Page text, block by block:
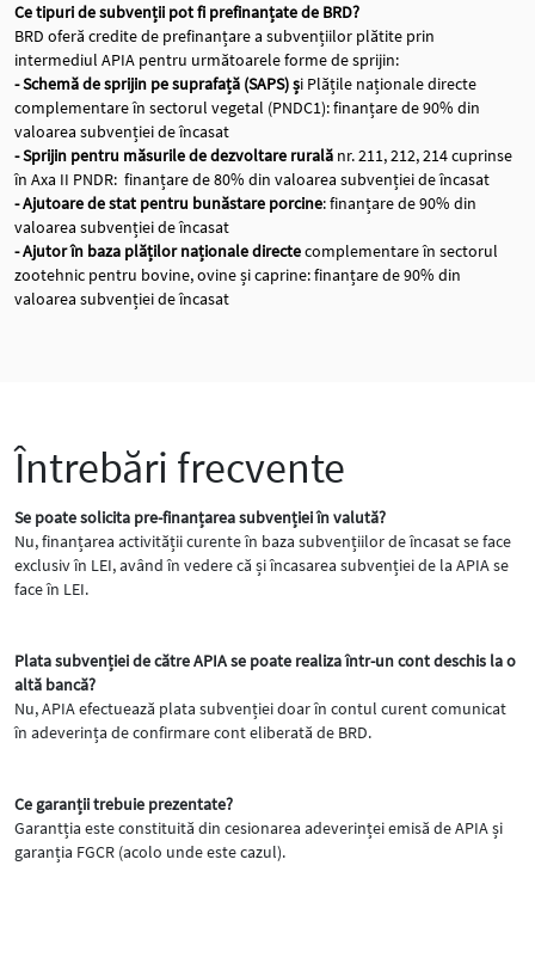
Ce tipuri de subvenții pot fi prefinanțate de BRD?
BRD oferă credite de prefinanțare a subvențiilor plătite prin
intermediul APIA pentru următoarele forme de sprijin:
- Schemă de sprijin pe suprafață (SAPS) și Plățile naționale directe
complementare în sectorul vegetal (PNDC1): finanțare de 90% din
valoarea subvenției de încasat
- Sprijin pentru măsurile de dezvoltare rurală nr. 211, 212, 214 cuprinse
în Axa II PNDR: finanțare de 80% din valoarea subvenției de încasat
- Ajutoare de stat pentru bunăstare porcine: finanțare de 90% din
valoarea subvenției de încasat
- Ajutor în baza plăților naționale directecomplementare în sectorul
zootehnic pentru bovine, ovine și caprine: finanțare de 90% din
valoarea subvenției de încasat
Întrebări frecvente
Se poate solicita pre-finanțarea subvenției în valută?
Nu, finanțarea activității curente în baza subvențiilor de încasat se face
exclusiv în LEI, având în vedere că și încasarea subvenției de la APIA se
face în LEI.
Plata subvenției de către APIA se poate realiza într-un cont deschis la o
altă bancă?
Nu, APIA efectuează plata subvenției doar în contul curent comunicat
în adeverința de confirmare cont eliberată de BRD.
Ce garanții trebuie prezentate?
Garantția este constituită din cesionarea adeverinței emisă de APIA și
garanția FGCR (acolo unde este cazul).